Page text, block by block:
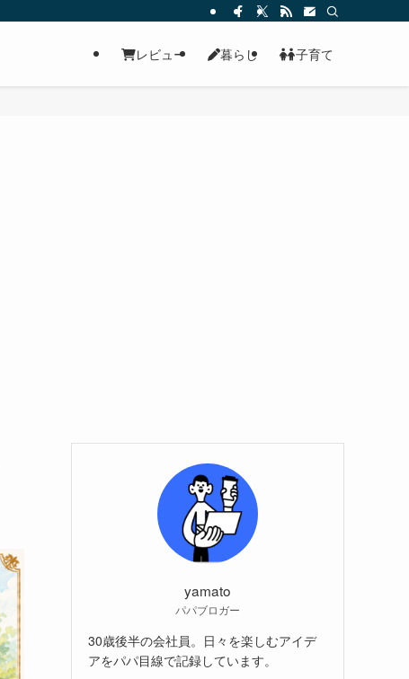
レビュー 暮らし 子育て
yamato
パパブロガー
30歳後半の会社員。日々を楽しむアイデ
アをパパ目線で記録しています。